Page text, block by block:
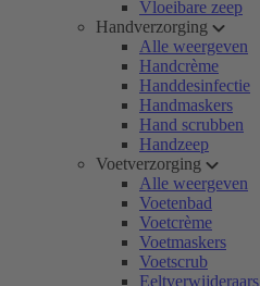
Vloeibare zeep
Handverzorging
Alle weergeven
Handcrème
Handdesinfectie
Handmaskers
Hand scrubben
Handzeep
Voetverzorging
Alle weergeven
Voetenbad
Voetcrème
Voetmaskers
Voetscrub
Eeltverwijderaars